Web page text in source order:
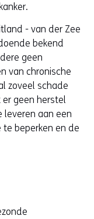
- van der Zee
bekend
geen
van chronische
zoveel schade
geen herstel
leveren aan een
beperken en de